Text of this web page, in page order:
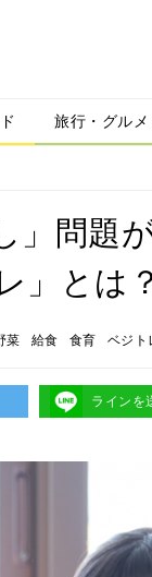
旅行・グルメ
」問題
」とは
菜 給食 食育 ベジト
ラインを